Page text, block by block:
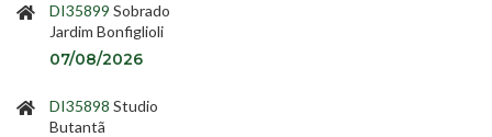
DI35899 Sobrado
Jardim Bonfiglioli
07/08/2026
DI35898 Studio
Butantã